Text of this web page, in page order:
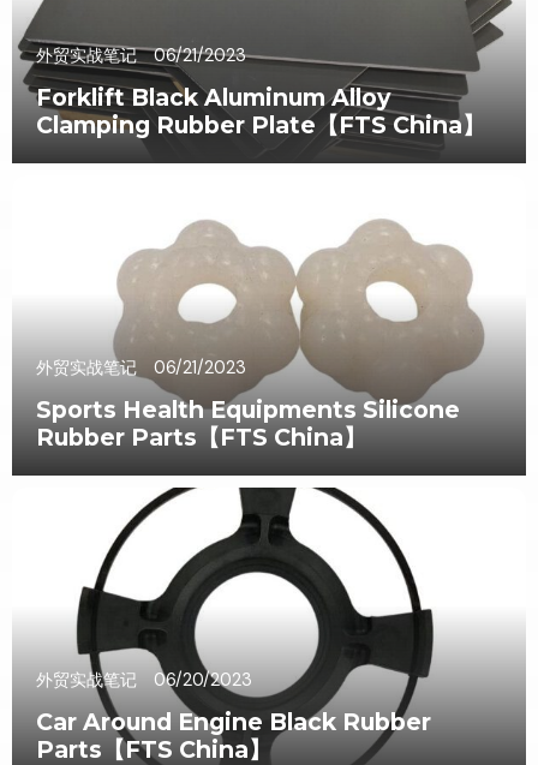
外贸实战笔记 06/21/2023
Forklift Black Aluminum Alloy
Clamping Rubber Plate【FTS China】
外贸实战笔记 06/21/2023
Sports Health Equipments Silicone
Rubber Parts【FTS China】
外贸实战笔记 06/20/2023
Car Around Engine Black Rubber
Parts【FTS China】